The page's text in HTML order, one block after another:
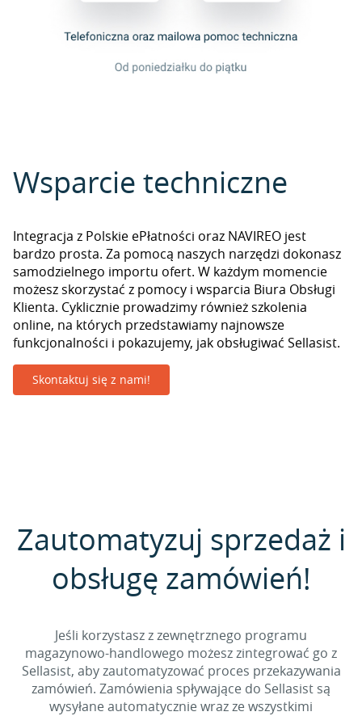
Wsparcie techniczne
Integracja z Polskie ePłatności oraz NAVIREO jest
bardzo prosta. Za pomocą naszych narzędzi dokonasz
samodzielnego importu ofert. W każdym momencie
możesz skorzystać z pomocy i wsparcia Biura Obsługi
Klienta. Cyklicznie prowadzimy również szkolenia
online, na których przedstawiamy najnowsze
funkcjonalności i pokazujemy, jak obsługiwać Sellasist.
Skontaktuj się z nami!
Zautomatyzuj sprzedaż i
obsługę zamówień!
Jeśli korzystasz z zewnętrznego programu
magazynowo-handlowego możesz zintegrować go z
Sellasist, aby zautomatyzować proces przekazywania
zamówień. Zamówienia spływające do Sellasist są
wysyłane automatycznie wraz ze wszystkimi